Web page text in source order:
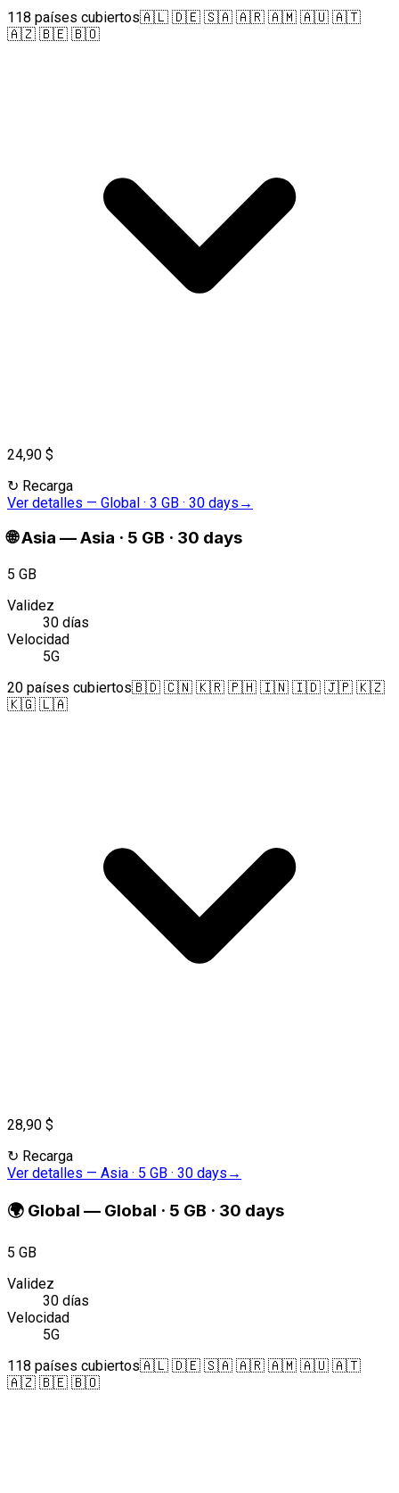
118 países cubiertos🇦🇱 🇩🇪 🇸🇦 🇦🇷 🇦🇲 🇦🇺 🇦🇹
🇦🇿 🇧🇪 🇧🇴
24,90 $
↻ Recarga
Ver detalles — Global · 3 GB · 30 days →
🌐Asia —Asia · 5 GB · 30 days
5 GB
Validez
30 días
Velocidad
5G
20 países cubiertos🇧🇩 🇨🇳 🇰🇷 🇵🇭 🇮🇳 🇮🇩 🇯🇵 🇰🇿
🇰🇬 🇱🇦
28,90 $
↻ Recarga
Ver detalles — Asia · 5 GB · 30 days →
🌍 Global — Global · 5 GB · 30 days
5 GB
Validez
30 días
Velocidad
5G
118 países cubiertos🇦🇱 🇩🇪 🇸🇦 🇦🇷 🇦🇲 🇦🇺 🇦🇹
🇦🇿 🇧🇪 🇧🇴